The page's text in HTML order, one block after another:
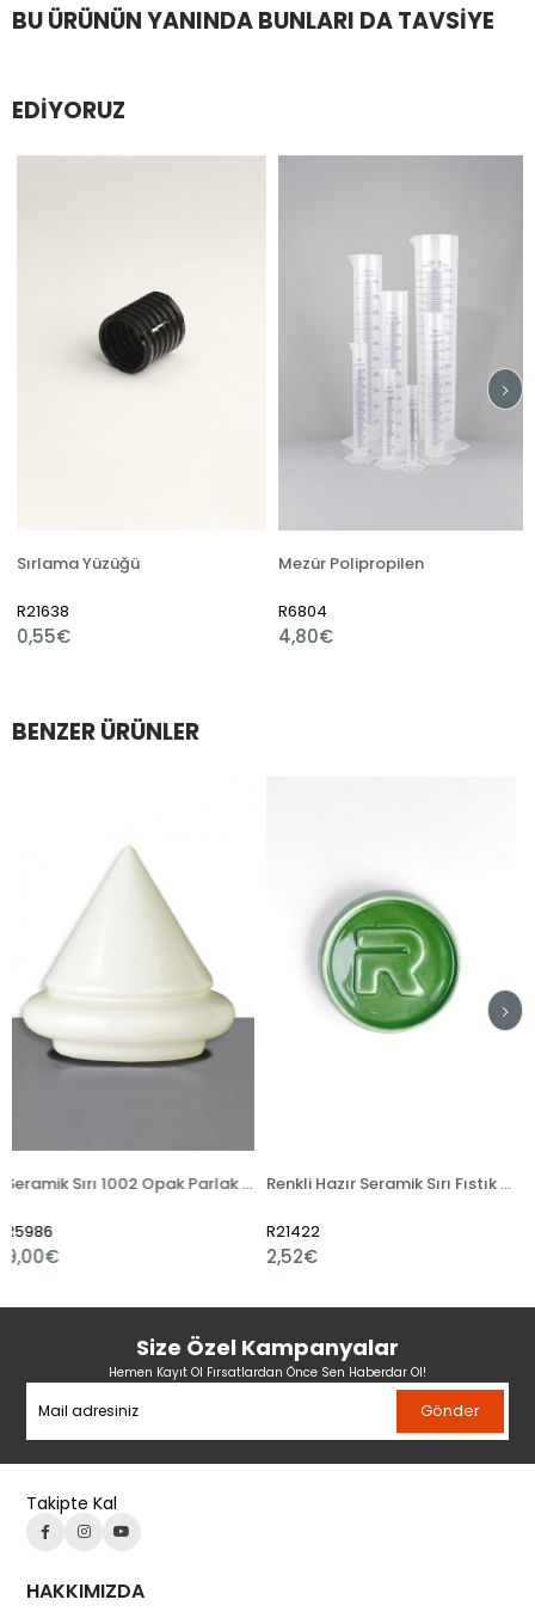
BU ÜRÜNÜN YANINDA BUNLARI DA TAVSIYE
EDIYORUZ
Sırlama Yüzüğü
R21638
0,55€
Mezür Polipropilen
R6804
4,80€
BENZER ÜRÜNLER
Seramik Sırı 1002 Opak Parlak Toz Renkli Hazır Seramik Sırı Fıstık Yeşili 521-5
Size Özel Kampanyalar
Hemen Kayıt Ol Fırsatlardan Önce Sen Haberdar Ol!
Gönder
Takipte Kal
HAKKIMIZDA